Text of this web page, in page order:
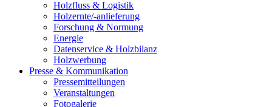
Holzfluss & Logistik
Holzernte/-anlieferung
Forschung & Normung
Energie
Datenservice & Holzbilanz
Holzwerbung
Presse & Kommunikation
Pressemitteilungen
Veranstaltungen
Fotogalerie